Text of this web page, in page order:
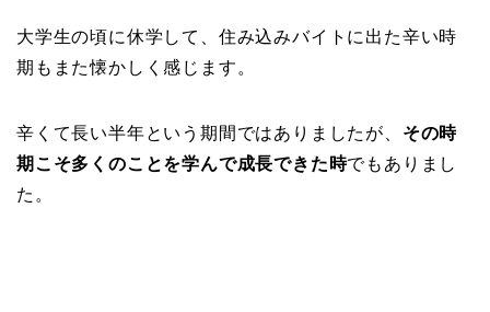
大学生の頃に休学して、住み込みバイトに出た辛い時
期もまた懐かしく感じます。
辛くて長い半年という期間ではありましたが、 その時
期こそ多くのことを学んで成長できた時でもありまし
た。